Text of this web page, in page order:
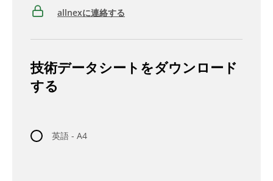
allnexに連絡する
技術データシートをダウンロード
する
英語 - A4